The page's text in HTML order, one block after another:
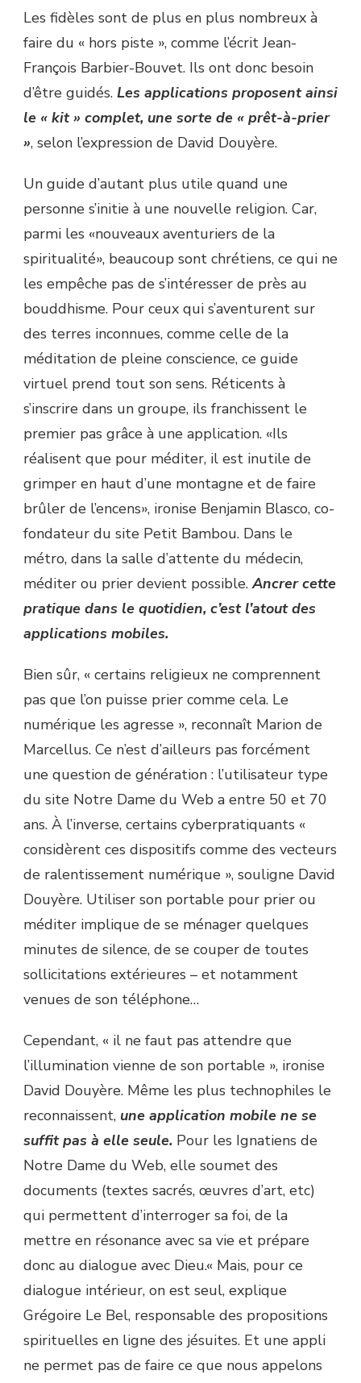
Les fidèles sont de plus en plus nombreux à
faire du « hors piste », comme l’écrit Jean-
François Barbier-Bouvet. Ils ont donc besoin
d’être guidés. Les applications proposent ainsi
le « kit » complet, une sorte de « prêt-à-prier
», selon l’expression de David Douyère.
Un guide d’autant plus utile quand une
personne s’initie à une nouvelle religion. Car,
parmi les «nouveaux aventuriers de la
spiritualité», beaucoup sont chrétiens, ce qui ne
les empêche pas de s’intéresser de près au
bouddhisme. Pour ceux qui s’aventurent sur
des terres inconnues, comme celle de la
méditation de pleine conscience, ce guide
virtuel prend tout son sens. Réticents à
s’inscrire dans un groupe, ils franchissent le
premier pas grâce à une application. «Ils
réalisent que pour méditer, il est inutile de
grimper en haut d’une montagne et de faire
brûler de l’encens», ironise Benjamin Blasco, co-
fondateur du site Petit Bambou. Dans le
métro, dans la salle d’attente du médecin,
méditer ou prier devient possible.Ancrer cette
pratique dans le quotidien, c’est l’atout des
applications mobiles.
Bien sûr, « certains religieux ne comprennent
pas que l’on puisse prier comme cela. Le
numérique les agresse », reconnaît Marion de
Marcellus. Ce n’est d’ailleurs pas forcément
une question de génération : l’utilisateur type
du site Notre Dame du Web a entre 50 et 70
ans. À l’inverse, certains cyberpratiquants «
considèrent ces dispositifs comme des vecteurs
de ralentissement numérique », souligne David
Douyère. Utiliser son portable pour prier ou
méditer implique de se ménager quelques
minutes de silence, de se couper de toutes
sollicitations extérieures – et notamment
venues de son téléphone…
Cependant, « il ne faut pas attendre que
l’illumination vienne de son portable », ironise
David Douyère. Même les plus technophiles le
reconnaissent, une application mobile ne se
suffit pas à elle seule. Pour les Ignatiens de
Notre Dame du Web, elle soumet des
documents (textes sacrés, œuvres d’art, etc)
qui permettent d’interroger sa foi, de la
mettre en résonance avec sa vie et prépare
donc au dialogue avec Dieu.« Mais, pour ce
dialogue intérieur, on est seul, explique
Grégoire Le Bel, responsable des propositions
spirituelles en ligne des jésuites. Et une appli
ne permet pas de faire ce que nous appelons